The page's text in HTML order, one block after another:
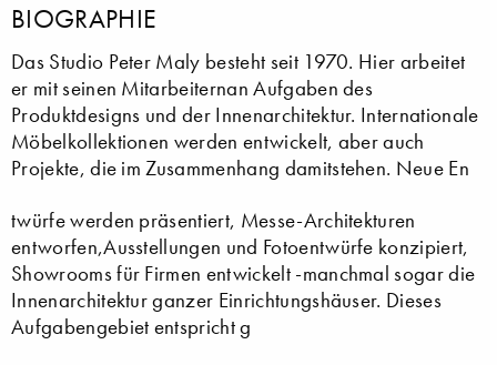
BIOGRAPHIE
Das Studio Peter Maly besteht seit 1970. Hier arbeitet
er mit seinen Mitarbeiternan Aufgaben des
Produktdesigns und der Innenarchitektur. Internationale
Möbelkollektionen werden entwickelt, aber auch
Projekte, die im Zusammenhang damitstehen. Neue En
twürfe werden präsentiert, Messe-Architekturen
entworfen,Ausstellungen und Fotoentwürfe konzipiert,
Showrooms für Firmen entwickelt -manchmal sogar die
Innenarchitektur ganzer Einrichtungshäuser. Dieses
Aufgabengebiet entspricht g